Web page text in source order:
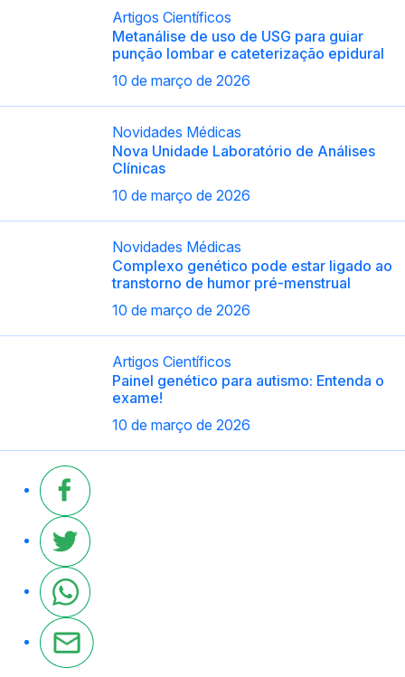
Artigos Científicos
Metanálise de uso de USG para guiar
punção lombar e cateterização epidural
10 de março de 2026
Novidades Médicas
Nova Unidade Laboratório de Análises
Clínicas
10 de março de 2026
Novidades Médicas
Complexo genético pode estar ligado ao
transtorno de humor pré-menstrual
10 de março de 2026
Artigos Científicos
Painel genético para autismo: Entenda o
exame!
10 de março de 2026